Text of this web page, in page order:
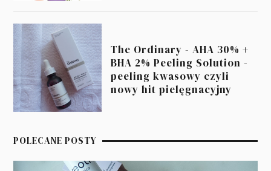
The Ordinary - AHA 30% +
BHA 2% Peeling Solution -
peeling kwasowy czyli
nowy hit pielęgnacyjny
POLECANE POSTY